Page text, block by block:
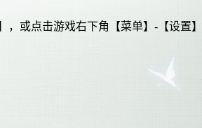
，或点击游戏右下角【菜单】-【设置